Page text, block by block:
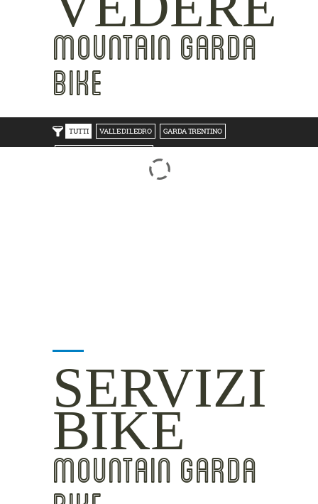
MOUNTAIN GARDA
BIKE
TUTTI VALLE DI LEDRO GARDA TRENTINO
ROVERETO M.BALDO V/GRESTA
SERVIZI
BIKE
MOUNTAIN GARDA